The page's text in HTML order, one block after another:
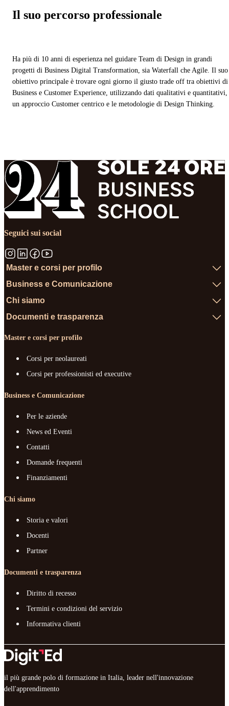
Il suo percorso professionale
Ha più di 10 anni di esperienza nel guidare Team di Design in grandi
progetti di Business Digital Transformation, sia Waterfall che Agile. Il suo
obiettivo principale è trovare ogni giorno il giusto trade off tra obiettivi di
Business e Customer Experience, utilizzando dati qualitativi e quantitativi,
un approccio Customer centrico e le metodologie di Design Thinking.
Seguici sui social
Master e corsi per profilo
Business e Comunicazione
Chi siamo
Documenti e trasparenza
Master e corsi per profilo
Corsi per neolaureati
Corsi per professionisti ed executive
Business e Comunicazione
Per le aziende
News ed Eventi
Contatti
Domande frequenti
Finanziamenti
Chi siamo
Storia e valori
Docenti
Partner
Documenti e trasparenza
Diritto di recesso
Termini e condizioni del servizio
Informativa clienti
il più grande polo di formazione in Italia, leader nell'innovazione
dell'apprendimento